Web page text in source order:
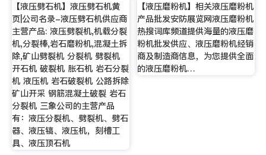
【液压劈石机】液压劈石机黄
页|公司名录-液压劈石机供应商
主营产品: 液压劈裂机,机载分裂
机,分裂棒,岩石磨粉机,混凝土拆
除,矿山劈裂机 分裂机 劈裂机
开石机 破裂机 胀石机 岩石分裂
机 液压机 岩石破裂机 公路拆除
矿山开采 钢筋混凝土破裂 岩石
分裂机 三象公司的主营产品
有：液压分裂机、劈裂机、劈石
器、液压镐、液压机，刻槽工
具、液压顶石机
【液压磨粉机】相关液压磨粉机
产品批发安防展览网液压磨粉机
热搜词库频道提供海量的液压磨
粉机批发供应、液压磨粉机经销
商及制造商信息，为您提供全面
的液压磨粉机…